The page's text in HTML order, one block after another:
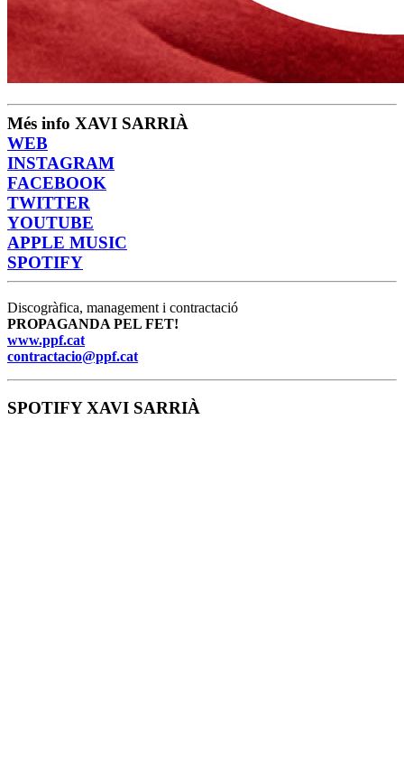
Més info XAVI SARRIÀ
WEB
INSTAGRAM
FACEBOOK
TWITTER
YOUTUBE
APPLE MUSIC
SPOTIFY
Discogràfica, management i contractació
PROPAGANDA PEL FET!
www.ppf.cat
contractacio@ppf.cat
SPOTIFY XAVI SARRIÀ